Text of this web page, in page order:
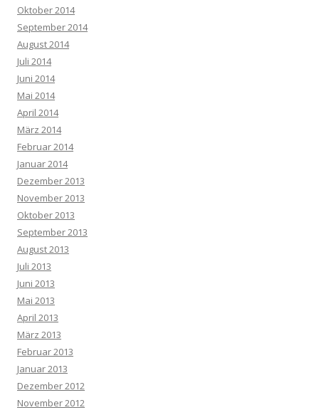
Oktober 2014
September 2014
August 2014
Juli 2014
Juni 2014
Mai 2014
April 2014
März 2014
Februar 2014
Januar 2014
Dezember 2013
November 2013
Oktober 2013
September 2013
August 2013
Juli 2013
Juni 2013
Mai 2013
April 2013
März 2013
Februar 2013
Januar 2013
Dezember 2012
November 2012